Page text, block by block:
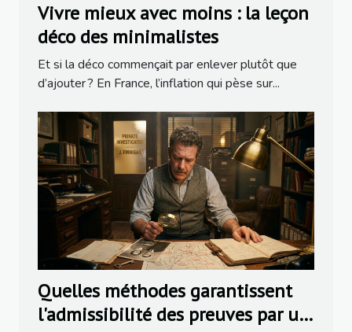
Vivre mieux avec moins : la leçon
déco des minimalistes
Et si la déco commençait par enlever plutôt que
d’ajouter ? En France, l’inflation qui pèse sur...
Quelles méthodes garantissent
l'admissibilité des preuves par un